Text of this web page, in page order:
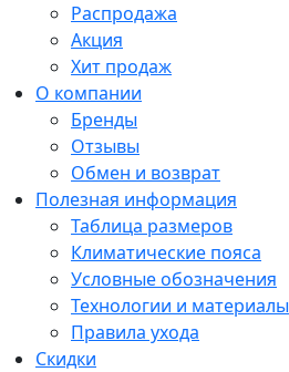
Распродажа
Акция
Хит продаж
О компании
Бренды
Отзывы
Обмен и возврат
Полезная информация
Таблица размеров
Климатические пояса
Условные обозначения
Технологии и материалы
Правила ухода
Скидки